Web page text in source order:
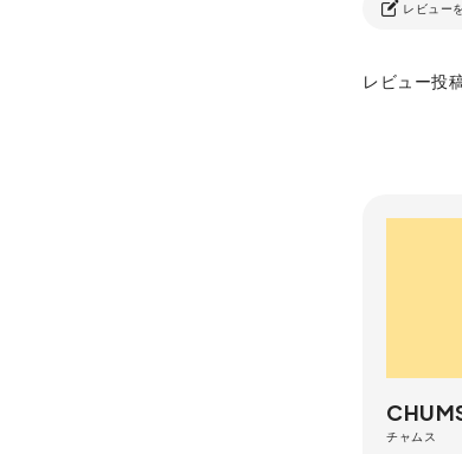
レビュー
レビュー投
チャムス